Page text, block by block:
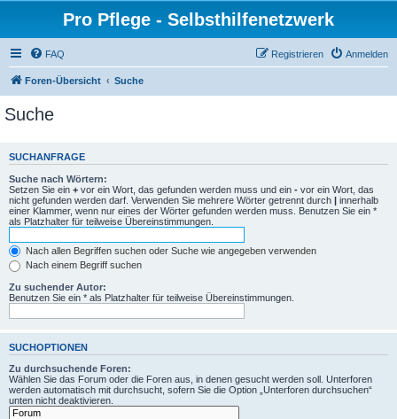
Pro Pflege - Selbsthilfenetzwerk
FAQ Anmelden
Registrieren
Foren-Übersicht Suche
Suche
SUCHANFRAGE
Suche nach Wörtern:
Setzen Sie ein + vor ein Wort, das gefunden werden muss und ein - vor ein Wort, das
nicht gefunden werden darf. Verwenden Sie mehrere Wörter getrennt durch | innerhalb
einer Klammer, wenn nur eines der Wörter gefunden werden muss. Benutzen Sie ein *
als Platzhalter für teilweise Übereinstimmungen.
Nach allen Begriffen suchen oder Suche wie angegeben verwenden
Nach einem Begriff suchen
Zu suchender Autor:
Benutzen Sie ein * als Platzhalter für teilweise Übereinstimmungen.
SUCHOPTIONEN
Zu durchsuchende Foren:
Wählen Sie das Forum oder die Foren aus, in denen gesucht werden soll. Unterforen
werden automatisch mit durchsucht, sofern Sie die Option „Unterforen durchsuchen“
unten nicht deaktivieren.